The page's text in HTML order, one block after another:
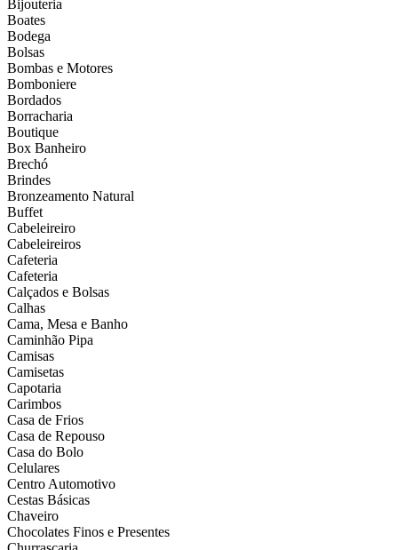
Bijouteria
Boates
Bodega
Bolsas
Bombas e Motores
Bomboniere
Bordados
Borracharia
Boutique
Box Banheiro
Brechó
Brindes
Bronzeamento Natural
Buffet
Cabeleireiro
Cabeleireiros
Cafeteria
Cafeteria
Calçados e Bolsas
Calhas
Cama, Mesa e Banho
Caminhão Pipa
Camisas
Camisetas
Capotaria
Carimbos
Casa de Frios
Casa de Repouso
Casa do Bolo
Celulares
Centro Automotivo
Cestas Básicas
Chaveiro
Chocolates Finos e Presentes